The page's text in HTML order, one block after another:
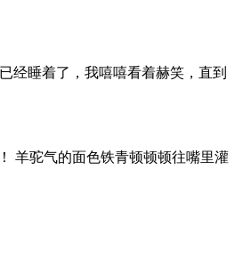
经睡着了，我嘻嘻看着赫笑，直到
羊驼气的面色铁青顿顿顿往嘴里灌